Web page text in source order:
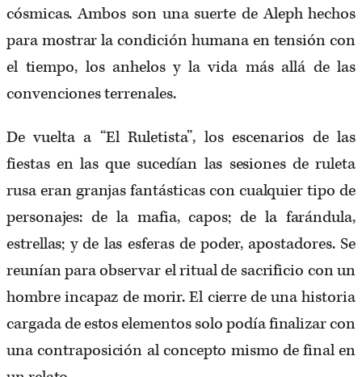
cósmicas. Ambos son una suerte de Aleph hechos
para mostrar la condición humana en tensión con
el tiempo, los anhelos y la vida más allá de las
convenciones terrenales.
De vuelta a “El Ruletista”, los escenarios de las
fiestas en las que sucedían las sesiones de ruleta
rusa eran granjas fantásticas con cualquier tipo de
personajes: de la mafia, capos; de la farándula,
estrellas; y de las esferas de poder, apostadores. Se
reunían para observar el ritual de sacrificio con un
hombre incapaz de morir. El cierre de una historia
cargada de estos elementos solo podía finalizar con
una contraposición al concepto mismo de final en